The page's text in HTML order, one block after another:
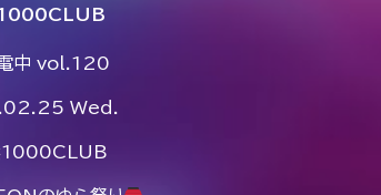
中 vol.120
Wed.
1000CLUB